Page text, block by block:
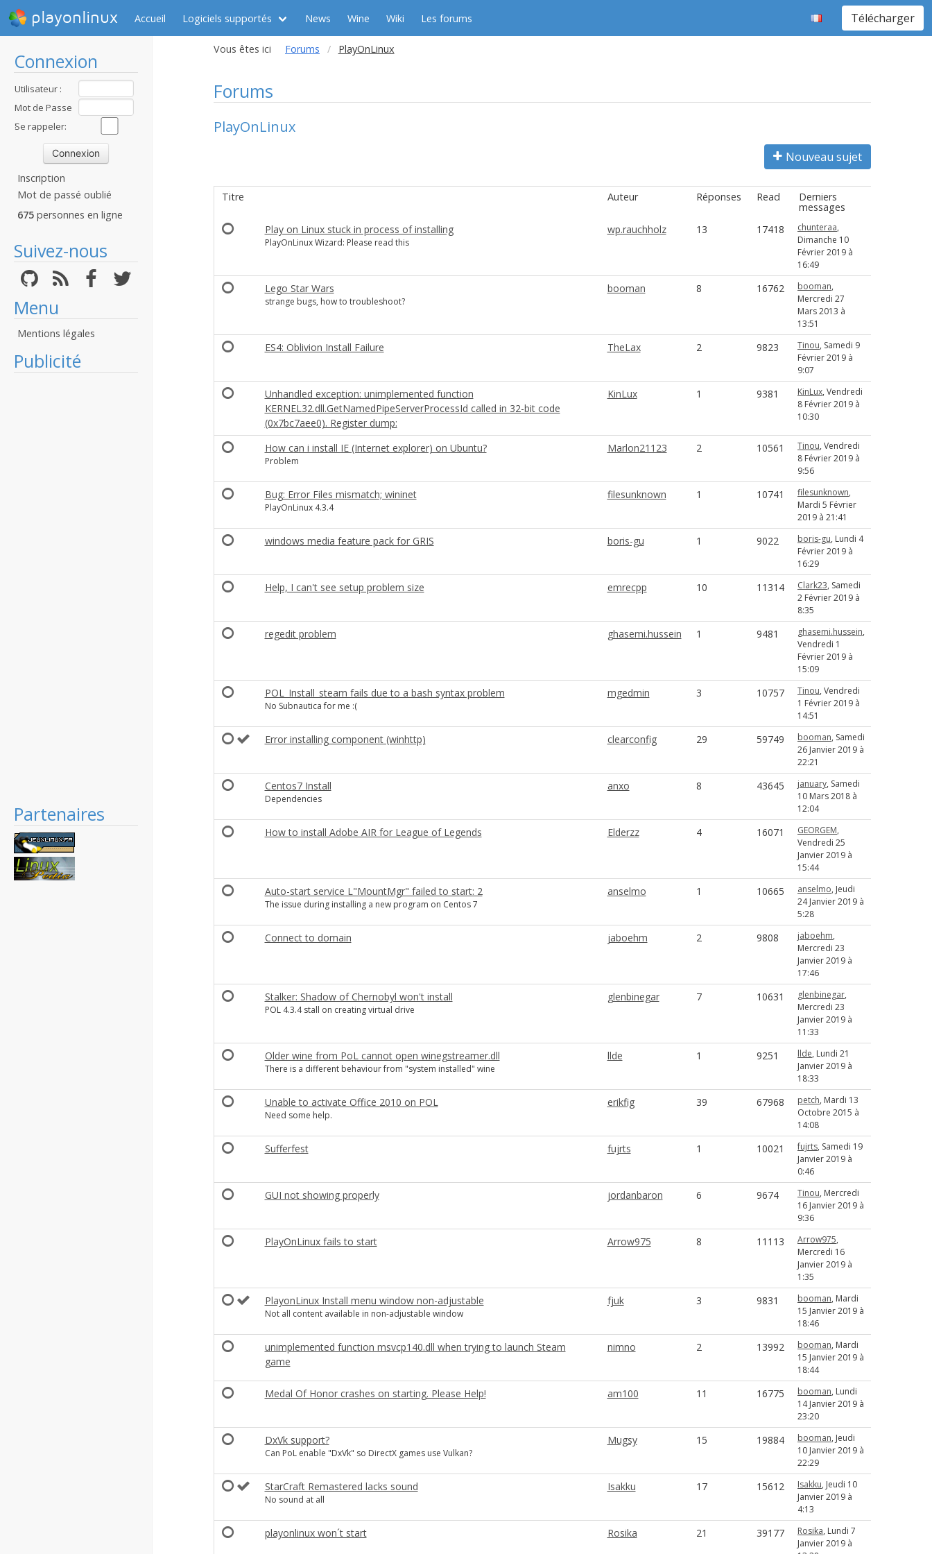
playonlinux Accueil Logiciels supportés News Wine Wiki Les forums Télécharger
Connexion
Utilisateur :
Mot de Passe
:Se rappeler:
Inscription
Mot de passé oublié
675 personnes en ligne
Suivez-nous
Menu
Mentions légales
Publicité
Partenaires
Vous êtes ici Forums PlayOnLinux
Forums
PlayOnLinux
Nouveau sujet
Titre Auteur Réponses Read Derniers
messages
Play on Linux stuck in process of installing
PlayOnLinux Wizard: Please read this
wp.rauchholz 13 17418 chunteraa,
Dimanche 10
Février 2019 à
16:49
Lego Star Wars
strange bugs, how to troubleshoot?
booman 8 16762 booman,
Mercredi 27
Mars 2013 à
13:51
ES4: Oblivion Install Failure TheLax 2 9823 Tinou, Samedi 9
Février 2019 à
9:07
Unhandled exception: unimplemented function
KERNEL32.dll.GetNamedPipeServerProcessId called in 32-bit code
(0x7bc7aee0). Register dump:
KinLux 1 9381 KinLux, Vendredi
8 Février 2019 à
10:30
How can i install IE (Internet explorer) on Ubuntu?
Problem
Marlon21123 2 10561 Tinou, Vendredi
8 Février 2019 à
9:56
Bug: Error Files mismatch; wininet
PlayOnLinux 4.3.4
filesunknown 1 10741 filesunknown,
Mardi 5 Février
2019 à 21:41
windows media feature pack for GRIS boris-gu 1 9022 boris-gu, Lundi 4
Février 2019 à
16:29
Help, I can't see setup problem size emrecpp 10 11314 Clark23, Samedi
2 Février 2019 à
8:35
regedit problem ghasemi.hussein 1 9481 ghasemi.hussein,
Vendredi 1
Février 2019 à
15:09
POL_Install_steam fails due to a bash syntax problem
No Subnautica for me :(
mgedmin 3 10757 Tinou, Vendredi
1 Février 2019 à
14:51
Error installing component (winhttp) clearconfig 29 59749 booman, Samedi
26 Janvier 2019 à
22:21
Centos7 Install
Dependencies
anxo 8 43645 january, Samedi
10 Mars 2018 à
12:04
How to install Adobe AIR for League of Legends Elderzz 4 16071 GEORGEM,
Vendredi 25
Janvier 2019 à
15:44
Auto-start service L"MountMgr" failed to start: 2
The issue during installing a new program on Centos 7
anselmo 1 10665 anselmo, Jeudi
24 Janvier 2019 à
5:28
Connect to domain jaboehm 2 9808 jaboehm,
Mercredi 23
Janvier 2019 à
17:46
Stalker: Shadow of Chernobyl won't install
POL 4.3.4 stall on creating virtual drive
glenbinegar 7 10631 glenbinegar,
Mercredi 23
Janvier 2019 à
11:33
Older wine from PoL cannot open winegstreamer.dll
There is a different behaviour from "system installed" wine
llde 1 9251 llde, Lundi 21
Janvier 2019 à
18:33
Unable to activate Office 2010 on POL
Need some help.
erikfig 39 67968 petch, Mardi 13
Octobre 2015 à
14:08
Sufferfest fujrts 1 10021 fujrts, Samedi 19
Janvier 2019 à
0:46
GUI not showing properly jordanbaron 6 9674 Tinou, Mercredi
16 Janvier 2019 à
9:36
PlayOnLinux fails to start Arrow975 8 11113 Arrow975,
Mercredi 16
Janvier 2019 à
1:35
PlayonLinux Install menu window non-adjustable
Not all content available in non-adjustable window
fjuk 3 9831 booman, Mardi
15 Janvier 2019 à
18:46
unimplemented function msvcp140.dll when trying to launch Steam
game
nimno 2 13992 booman, Mardi
15 Janvier 2019 à
18:44
Medal Of Honor crashes on starting. Please Help! am100 11 16775 booman, Lundi
14 Janvier 2019 à
23:20
DxVk support?
Can PoL enable "DxVk" so DirectX games use Vulkan?
Mugsy 15 19884 booman, Jeudi
10 Janvier 2019 à
22:29
StarCraft Remastered lacks sound
No sound at all
Isakku 17 15612 Isakku, Jeudi 10
Janvier 2019 à
4:13
playonlinux won´t start Rosika 21 39177 Rosika, Lundi 7
Janvier 2019 à